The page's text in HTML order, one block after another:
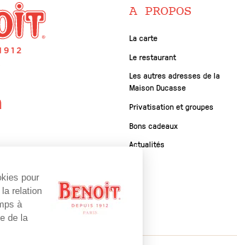
A PROPOS
La carte
Le restaurant
Les autres adresses de la
Maison Ducasse
Privatisation et groupes
Bons cadeaux
Actualités